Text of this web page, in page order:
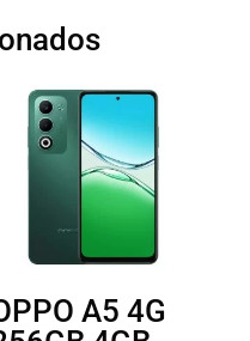
A5 4G